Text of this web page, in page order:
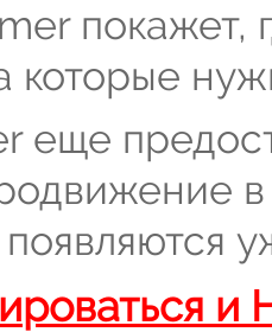
покажет,
которые
еще
появляются
и